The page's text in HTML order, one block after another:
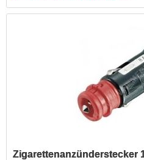
Zigarettenanzünderstecker